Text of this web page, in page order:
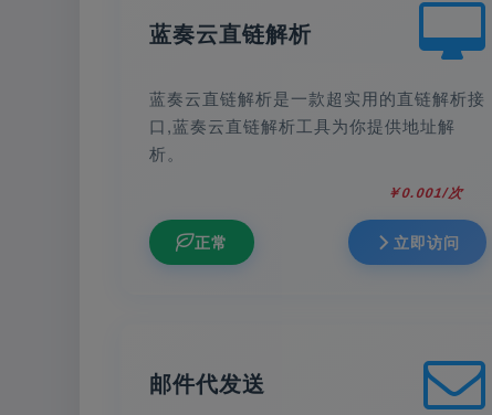
蓝奏云直链解析
蓝奏云直链解析是一款超实用的直链解析接
口,蓝奏云直链解析工具为你提供地址解
析。
￥0.001/次
正常 立即访问
邮件代发送